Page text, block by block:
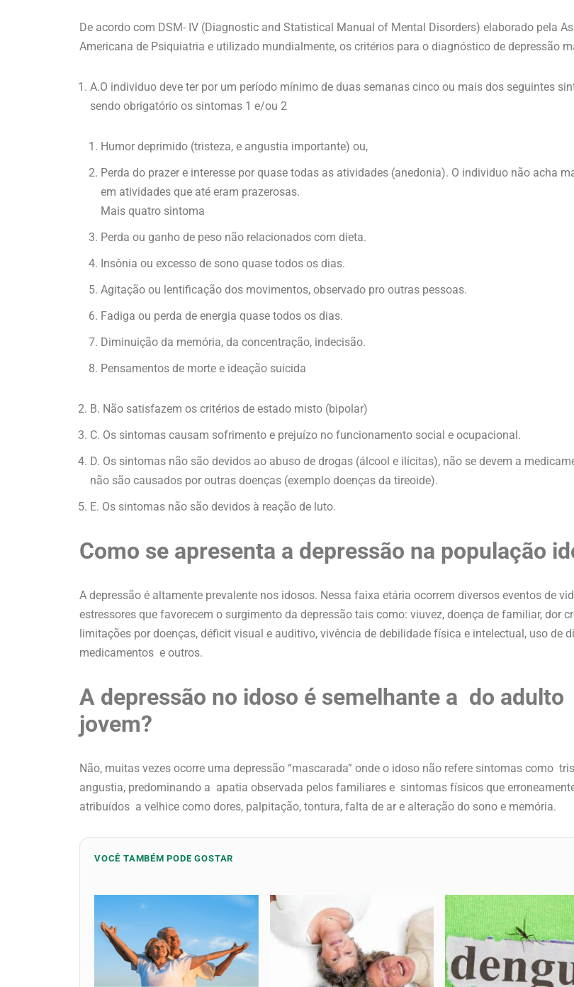
De acordo com DSM- IV (Diagnostic and Statistical Manual of Mental Disorders) elaborado pela
Americana de Psiquiatria e utilizado mundialmente, os critérios para o diagnóstico de depressão
A.O individuo deve ter por um período mínimo de duas semanas cinco ou mais dos seguintes
sendo obrigatório os sintomas 1 e/ou 2
Humor deprimido (tristeza, e angustia importante) ou,
Perda do prazer e interesse por quase todas as atividades (anedonia). O individuo não acha
em atividades que até eram prazerosas.
Mais quatro sintoma
Perda ou ganho de peso não relacionados com dieta.
Insônia ou excesso de sono quase todos os dias.
Agitação ou lentificação dos movimentos, observado pro outras pessoas.
Fadiga ou perda de energia quase todos os dias.
Diminuição da memória, da concentração, indecisão.
Pensamentos de morte e ideação suicida
B. Não satisfazem os critérios de estado misto (bipolar)
C. Os sintomas causam sofrimento e prejuízo no funcionamento social e ocupacional.
D. Os sintomas não são devidos ao abuso de drogas (álcool e ilícitas), não se devem a
não são causados por outras doenças (exemplo doenças da tireoide).
E. Os sintomas não são devidos à reação de luto.
Como se apresenta a depressão na população
A depressão é altamente prevalente nos idosos. Nessa faixa etária ocorrem diversos eventos de
estressores que favorecem o surgimento da depressão tais como: viuvez, doença de familiar, dor
limitações por doenças, déficit visual e auditivo, vivência de debilidade física e intelectual, uso de
medicamentos e outros.
A depressão no idoso é semelhante a do adulto
jovem?
Não, muitas vezes ocorre uma depressão “mascarada” onde o idoso não refere sintomas como
angustia, predominando a apatia observada pelos familiares e sintomas físicos que
atribuídos a velhice como dores, palpitação, tontura, falta de ar e alteração do sono e memória.
VOCÊ TAMBÉM PODE GOSTAR